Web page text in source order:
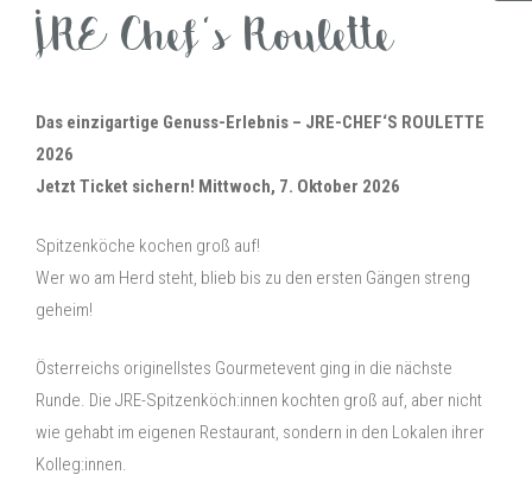
JRE Chef's Roulette
Das einzigartige Genuss-Erlebnis – JRE-CHEF‘S ROULETTE
2026
Jetzt Ticket sichern! Mittwoch, 7. Oktober 2026
Spitzenköche kochen groß auf!
Wer wo am Herd steht, blieb bis zu den ersten Gängen streng
geheim!
Österreichs originellstes Gourmetevent ging in die nächste
Runde. Die JRE-Spitzenköch:innen kochten groß auf, aber nicht
wie gehabt im eigenen Restaurant, sondern in den Lokalen ihrer
Kolleg:innen.